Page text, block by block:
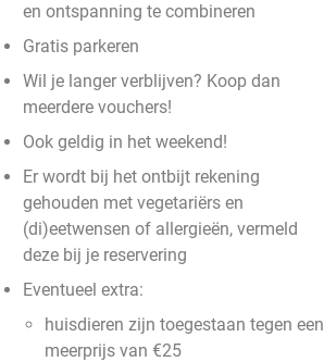
en ontspanning te combineren
Gratis parkeren
Wil je langer verblijven? Koop dan
meerdere vouchers!
Ook geldig in het weekend!
Er wordt bij het ontbijt rekening
gehouden met vegetariërs en
(di)eetwensen of allergieën, vermeld
deze bij je reservering
Eventueel extra:
huisdieren zijn toegestaan tegen een
meerprijs van €25